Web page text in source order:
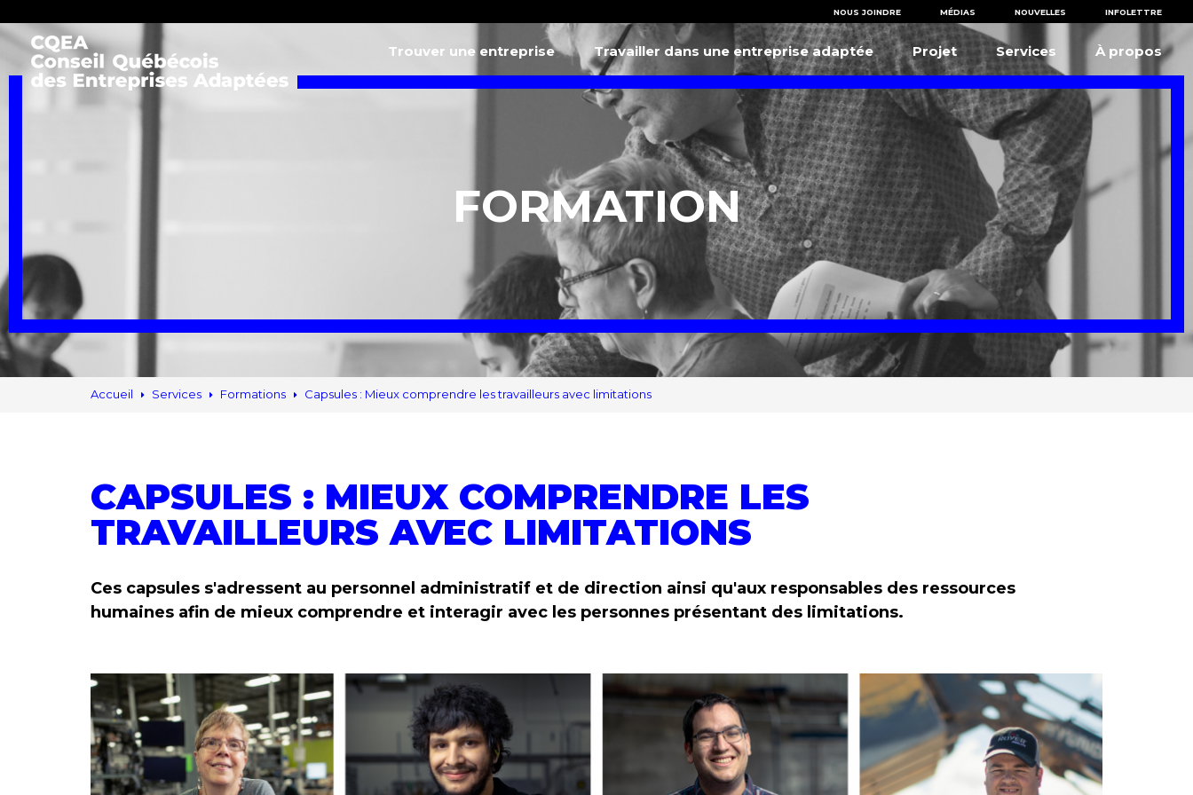
NOUS JOINDRE MÉDIAS NOUVELLES INFOLETTRE
Trouver une entreprise Travailler dans une entreprise adaptée Projet Services À propos
FORMATION
Accueil Services Formations Capsules : Mieux comprendre les travailleurs avec limitations
CAPSULES : MIEUX COMPRENDRE LES
TRAVAILLEURS AVEC LIMITATIONS
Ces capsules s'adressent au personnel administratif et de direction ainsi qu'aux responsables des ressources
humaines afin de mieux comprendre et interagir avec les personnes présentant des limitations.